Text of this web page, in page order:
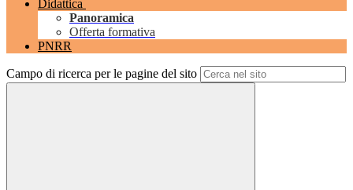
Didattica
Panoramica
Offerta formativa
PNRR
Campo di ricerca per le pagine del sito